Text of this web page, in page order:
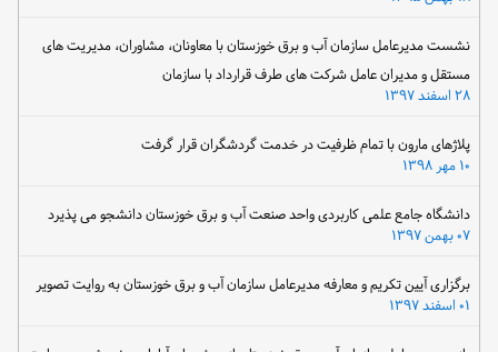
نشست مدیرعامل سازمان آب و برق خوزستان با معاونان، مشاوران، مدیریت های
مستقل و مدیران عامل شرکت های طرف قرارداد با سازمان
۲۸ اسفند ۱۳۹۷
پلاژهای مارون با تمام ظرفیت در خدمت گردشگران قرار گرفت
دانشگاه جامع علمی کاربردی واحد صنعت آب و برق خوزستان دانشجو می پذیرد
۰۷ بهمن ۱۳۹۷
برگزاری آیین تکریم و معارفه مدیرعامل سازمان آب و برق خوزستان به روایت تصویر